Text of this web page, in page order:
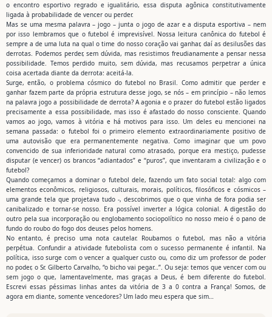
o encontro esportivo regrado e igualitário, essa disputa agônica constitutivamente
ligada à probabilidade de vencer ou perder.
Mas se uma mesma palavra – jogo – junta o jogo de azar e a disputa esportiva – nem
por isso lembramos que o futebol é imprevisível. Nossa leitura canônica do futebol é
sempre a de uma luta na qual o time do nosso coração vai ganhar, daí as desilusões das
derrotas. Podemos perder, sem dúvida, mas resistimos freudianamente a pensar nessa
possibilidade. Temos perdido muito, sem dúvida, mas recusamos perpetrar a única
coisa acertada diante da derrota: aceitá-la.
Surge, então, o problema cósmico do futebol no Brasil. Como admitir que perder e
ganhar fazem parte da própria estrutura desse jogo, se nós – em princípio – não lemos
na palavra jogo a possibilidade de derrota? A agonia e o prazer do futebol estão ligados
precisamente a essa possibilidade, mas isso é afastado do nosso consciente. Quando
vamos ao jogo, vamos à vitória e há motivos para isso. Um deles eu mencionei na
semana passada: o futebol foi o primeiro elemento extraordinariamente positivo de
uma autovisão que era permanentemente negativa. Como imaginar que um povo
convencido de sua inferioridade natural como atrasado, porque era mestiço, pudesse
disputar (e vencer) os brancos “adiantados” e “puros”, que inventaram a civilização e o
futebol?
Quando começamos a dominar o futebol dele, fazendo um fato social total: algo com
elementos econômicos, religiosos, culturais, morais, políticos, filosóficos e cósmicos –
uma grande tela que projetava tudo -, descobrimos que o que vinha de fora podia ser
canibalizado e tornar-se nosso. Era possível inverter a lógica colonial. A digestão do
outro pela sua incorporação ou englobamento sociopolítico no nosso meio é o pano de
fundo do roubo do fogo dos deuses pelos homens.
No entanto, é preciso uma nota cautelar. Roubamos o futebol, mas não a vitória
perpétua. Confundir a atividade futebolista com o sucesso permanente é infantil. Na
política, isso surge com o vencer a qualquer custo ou, como diz um professor de poder
no poder, o Sr. Gilberto Carvalho, “o bicho vai pegar…”. Ou seja: temos que vencer com ou
sem jogo o que, lamentavelmente, mas graças a Deus, é bem diferente do futebol.
Escrevi essas péssimas linhas antes da vitória de 3 a 0 contra a França! Somos, de
agora em diante, somente vencedores? Um lado meu espera que sim…